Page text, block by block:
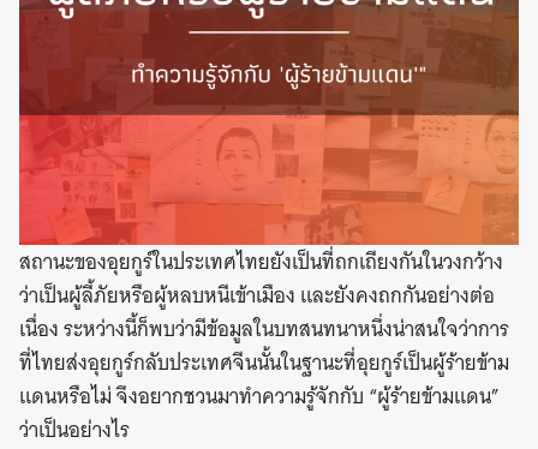
สถานะของอุยกูร์ในประเทศไทยยังเป็นที่ถกเถียงกันในวงกว้าง
ว่าเป็นผู้ลี้ภัยหรือผู้หลบหนีเข้าเมือง และยังคงถกกันอย่างต่อ
เนื่อง ระหว่างนี้ก็พบว่ามีข้อมูลในบทสนทนาหนึ่งน่าสนใจว่าการ
ที่ไทยส่งอุยกูร์กลับประเทศจีนนั้นในฐานะที่อุยกูร์เป็นผู้ร้ายข้าม
แดนหรือไม่ จึงอยากชวนมาทำความรู้จักกับ “ผู้ร้ายข้ามแดน”
ว่าเป็นอย่างไร